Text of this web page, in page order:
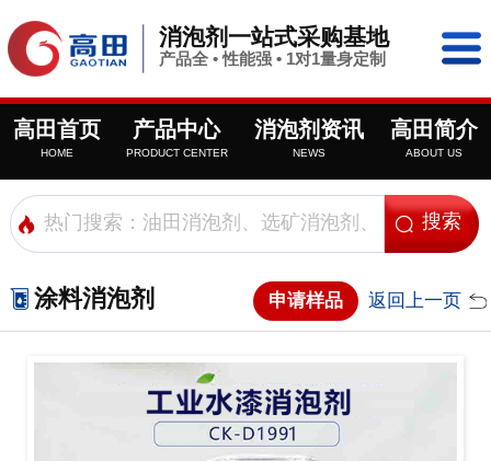
消泡剂一站式采购基地
产品全 • 性能强 • 1对1量身定制
高田首页
HOME
产品中心
PRODUCT CENTER
消泡剂资讯
NEWS
高田简介
ABOUT US
涂料消泡剂 申请样品 返回上一页